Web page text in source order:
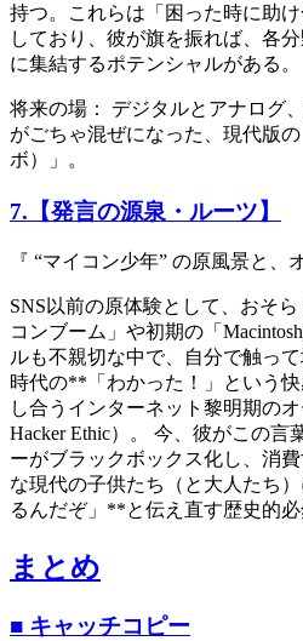
持つ。これらは「困った時に助
しており、彼が旗を振れば、各
に集結するポテンシャルがある。
将来の場： デジタルとアナログ
がごちゃ混ぜになった、現代版
ボ）」。
7.【発言の源泉・ルーツ】
『 “マイコン少年” の原風景と、
SNS以前の原体験として、おそ
コンブーム」や初期の「
ルも不親切な中で、自分で触っ
時代の**「わかった！」という
し合うインターネット黎明期の
Hacker Ethic）。 今、彼がこの言
ーがブラックボックス化し、消
な現代の子供たち（と大人たち
るんだぞ」**と伝え直す歴史的必
まとめ
■ キャッチコピー